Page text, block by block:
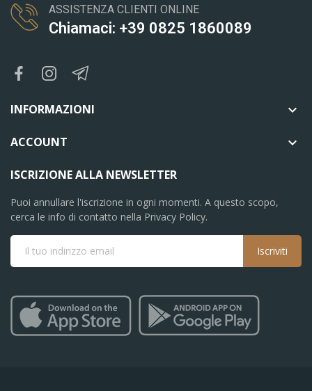
ASSISTENZA CLIENTI ONLINE
Chiamaci: +39 0825 1860089
INFORMAZIONI 
ACCOUNT 
ISCRIZIONE ALLA NEWSLETTER
Puoi annullare l'iscrizione in ogni momenti. A questo scopo,
cerca le info di contatto nella Privacy Policy.
Iscriviti